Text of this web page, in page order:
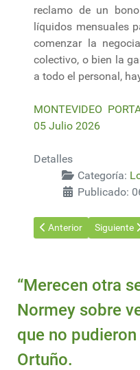
reclamo de un
líquidos mensuales
comenzar la
colectivo, o bien la
a todo el personal,
MONTEVIDEO
05 Julio 2026
Detalles
Categoría:
Publicado:
Artículo anterior: El fin
Anterior Artículo
Siguiente
“Merecen otra
Normey sobre
que no
Ortuño.